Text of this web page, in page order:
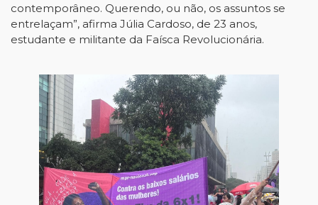
contemporâneo. Querendo, ou não, os assuntos se
entrelaçam”, afirma Júlia Cardoso, de 23 anos,
estudante e militante da Faísca Revolucionária.